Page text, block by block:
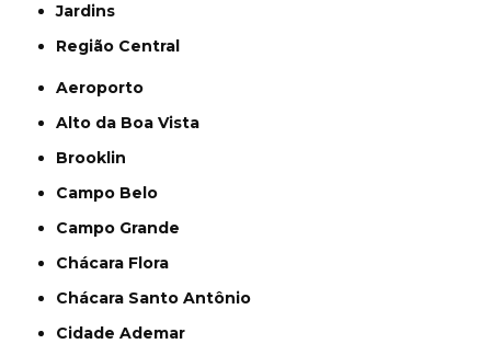
Jardins
Região Central
Aeroporto
Alto da Boa Vista
Brooklin
Campo Belo
Campo Grande
Chácara Flora
Chácara Santo Antônio
Cidade Ademar